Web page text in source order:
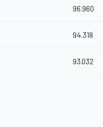
96.960
94.318
93.032